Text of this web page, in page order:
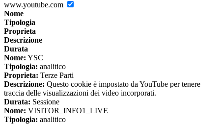
www.youtube.com
Nome
Tipologia
Proprieta
Descrizione
Durata
Nome: YSC
Tipologia: analitico
Proprieta: Terze Parti
Descrizione: Questo cookie è impostato da YouTube per tenere
traccia delle visualizzazioni dei video incorporati.
Durata: Sessione
Nome: VISITOR_INFO1_LIVE
Tipologia: analitico